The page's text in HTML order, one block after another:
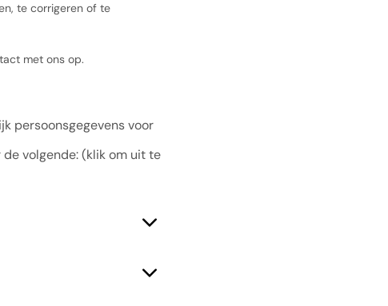
te corrigeren of te
met ons op.
persoonsgegevens voor
volgende: (klik om uit te